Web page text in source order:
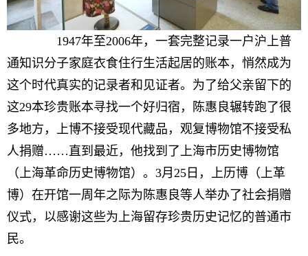
1947年至2006年，一套完整记录一户沪上普
通知识分子家庭衣食住行生活起居的账本，悄然成为
这个时代真实的记录者和见证者。为了给父亲留下的
这29本珍贵账本寻找一个好归宿，陈惠良辗转跑了很
多地方，上博不接受现代藏品，观复博物馆不接受私
人捐赠……直到最近，他找到了上海市历史博物馆
（上海革命历史博物馆）。3月25日，上历博（上革
博）在开馆一周年之际为陈惠良等人举办了社会捐赠
仪式，以感谢这些为上海留存珍贵历史记忆的普通市
民。